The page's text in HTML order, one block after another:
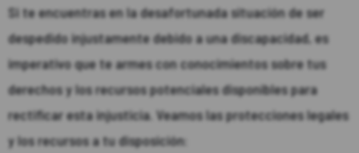
Si te encuentras en la desafortunada situación de ser
despedido injustamente debido a una discapacidad, es
imperativo que te armes con conocimientos sobre tus
derechos y los recursos potenciales disponibles para
rectificar esta injusticia. Veamos las protecciones legales
y los recursos a tu disposición: